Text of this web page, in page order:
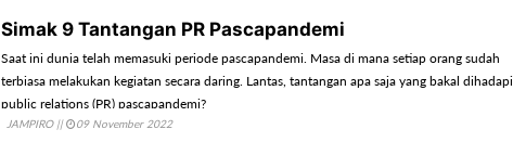
Simak 9 Tantangan PR Pascapandemi
Saat ini dunia telah memasuki periode pascapandemi. Masa di mana setiap orang sudah
terbiasa melakukan kegiatan secara daring. Lantas, tantangan apa saja yang bakal dihadapi
public relations (PR) pascapandemi?
JAMPIRO|| 09 November 2022